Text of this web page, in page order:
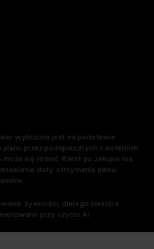
wyliczona jest na podstawie
przez podopiecznych z ostatnich
się różnić. Klient po zakupie ma
daty otrzymania planu.
żywności, dlatego niektóre
przy użyciu AI.